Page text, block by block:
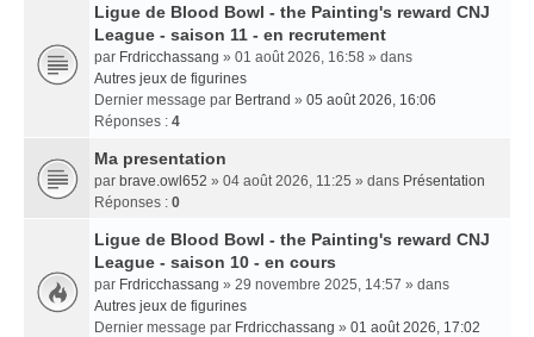
Ligue de Blood Bowl - the Painting's reward CNJ
League - saison 11 - en recrutement
par Frdricchassang » 01 août 2026, 16:58 » dans
Autres jeux de figurines
Dernier message par Bertrand » 05 août 2026, 16:06
Réponses : 4
Ma presentation
par brave.owl652 » 04 août 2026, 11:25 » dans Présentation
Réponses : 0
Ligue de Blood Bowl - the Painting's reward CNJ
League - saison 10 - en cours
par Frdricchassang » 29 novembre 2025, 14:57 » dans
Autres jeux de figurines
Dernier message par Frdricchassang » 01 août 2026, 17:02